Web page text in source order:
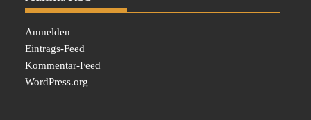
Anmelden
Eintrags-Feed
Kommentar-Feed
WordPress.org